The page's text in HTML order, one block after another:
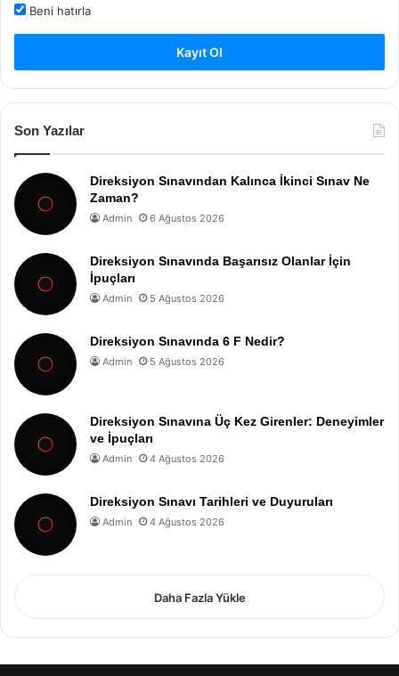
Beni hatırla
Kayıt Ol
Son Yazılar
Direksiyon Sınavından Kalınca İkinci Sınav Ne
Zaman?
Admin 6 Ağustos 2026
Direksiyon Sınavında Başarısız Olanlar İçin
İpuçları
Admin 5 Ağustos 2026
Direksiyon Sınavında 6 F Nedir?
Admin 5 Ağustos 2026
Direksiyon Sınavına Üç Kez Girenler: Deneyimler
ve İpuçları
Admin 4 Ağustos 2026
Direksiyon Sınavı Tarihleri ve Duyuruları
Admin 4 Ağustos 2026
Daha Fazla Yükle